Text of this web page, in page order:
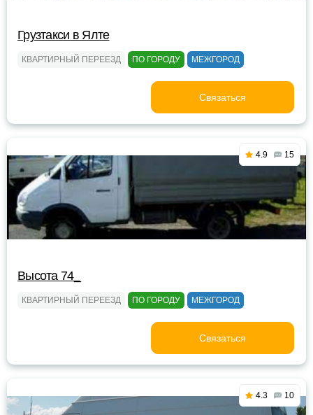
Грузтакси в Ялте
КВАРТИРНЫЙ ПЕРЕЕЗД ПО ГОРОДУ МЕЖГОРОД
Связаться
4.9 15
Высота 74_
КВАРТИРНЫЙ ПЕРЕЕЗД ПО ГОРОДУ МЕЖГОРОД
Связаться
4.3 10